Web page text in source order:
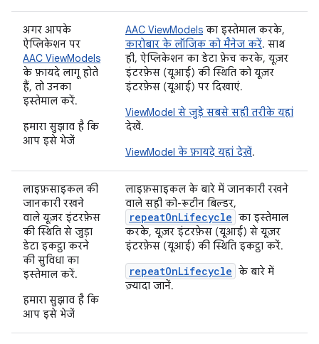
अगर आपके
ऐप्लिकेशन पर
AAC ViewModels
के फ़ायदे लागू होते
हैं, तो उनका
इस्तेमाल करें.
हमारा सुझाव है कि
आप इसे भेजें
AAC ViewModels का इस्तेमाल करके,
कारोबार के लॉजिक को मैनेज करें. साथ
ही, ऐप्लिकेशन का डेटा फ़ेच करके, यूज़र
इंटरफ़ेस (यूआई) की स्थिति को यूज़र
इंटरफ़ेस (यूआई) पर दिखाएं.
ViewModel से जुड़े सबसे सही तरीके यहां
देखें.
ViewModel के फ़ायदे यहां देखें.
लाइफ़साइकल की
जानकारी रखने
वाले यूज़र इंटरफ़ेस
की स्थिति से जुड़ा
डेटा इकट्ठा करने
की सुविधा का
इस्तेमाल करें.
हमारा सुझाव है कि
आप इसे भेजें
लाइफ़साइकल के बारे में जानकारी रखने
वाले सही को-रूटीन बिल्डर,
repeatOnLifecycle का इस्तेमाल
करके, यूज़र इंटरफ़ेस (यूआई) से यूज़र
इंटरफ़ेस (यूआई) की स्थिति इकट्ठा करें.
repeatOnLifecycle के बारे में
ज़्यादा जानें.